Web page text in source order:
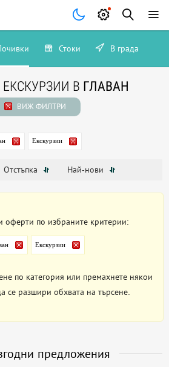
Стоки В града
В ГЛАВАН
ВИЖ ФИЛТРИ
Екскурзии
Отстъпка Най-нови
оферти по избраните критерии:
Екскурзии
по категория или премахнете някои
се разшири обхвата на търсене.
предложения